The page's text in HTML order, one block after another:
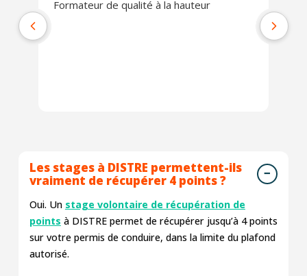
Formateur de qualité à la hauteur
Les stages à DISTRE permettent-ils
vraiment de récupérer 4 points ?
Oui. Un stage volontaire de récupération de
points à DISTRE permet de récupérer jusqu’à 4 points
sur votre permis de conduire, dans la limite du plafond
autorisé.